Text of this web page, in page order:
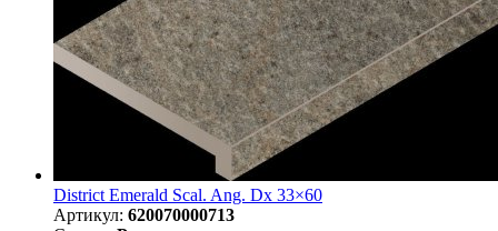
District Emerald Scal. Ang. Dx 33×60
Артикул: 620070000713